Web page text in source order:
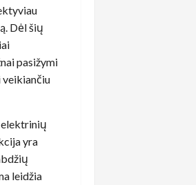
Dėl šių
pasižymi
veikiančiu
elektrinių
yra
leidžia